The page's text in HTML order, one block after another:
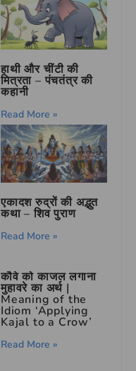
हाथी और चींटी की
मित्रता – पंचतंत्र की
कहानी
Read More »
एकादश रुद्रों की अद्भुत
कथा – शिव पुराण
Read More »
कौवे को काजल लगाना
मुहावरे का अर्थ |
Meaning of the
Idiom ‘Applying
Kajal to a Crow’
Read More »